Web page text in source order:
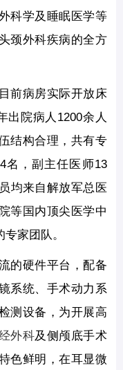
科学及睡眠医学等
颈外科疾病的全方
前病房实际开放床
出院病人1200余人
结构合理，共有专
名，副主任医师13
均来自解放军总医
等国内顶尖医学中
家团队。
的硬件平台，配备
系统、手术动力系
测设备，为开展高
外科及侧颅底手术
色鲜明，在耳显微